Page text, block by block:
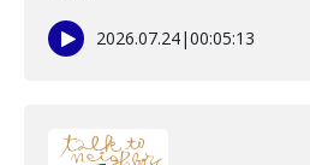
2026.07.24|00:05:13